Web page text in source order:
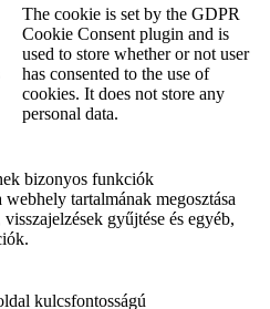
The cookie is set by the GDPR
Cookie Consent plugin and is
used to store whether or not user
has consented to the use of
cookies. It does not store any
personal data.
bizonyos funkciók
tartalmának megosztása
gyűjtése és egyéb,
kulcsfontosságú